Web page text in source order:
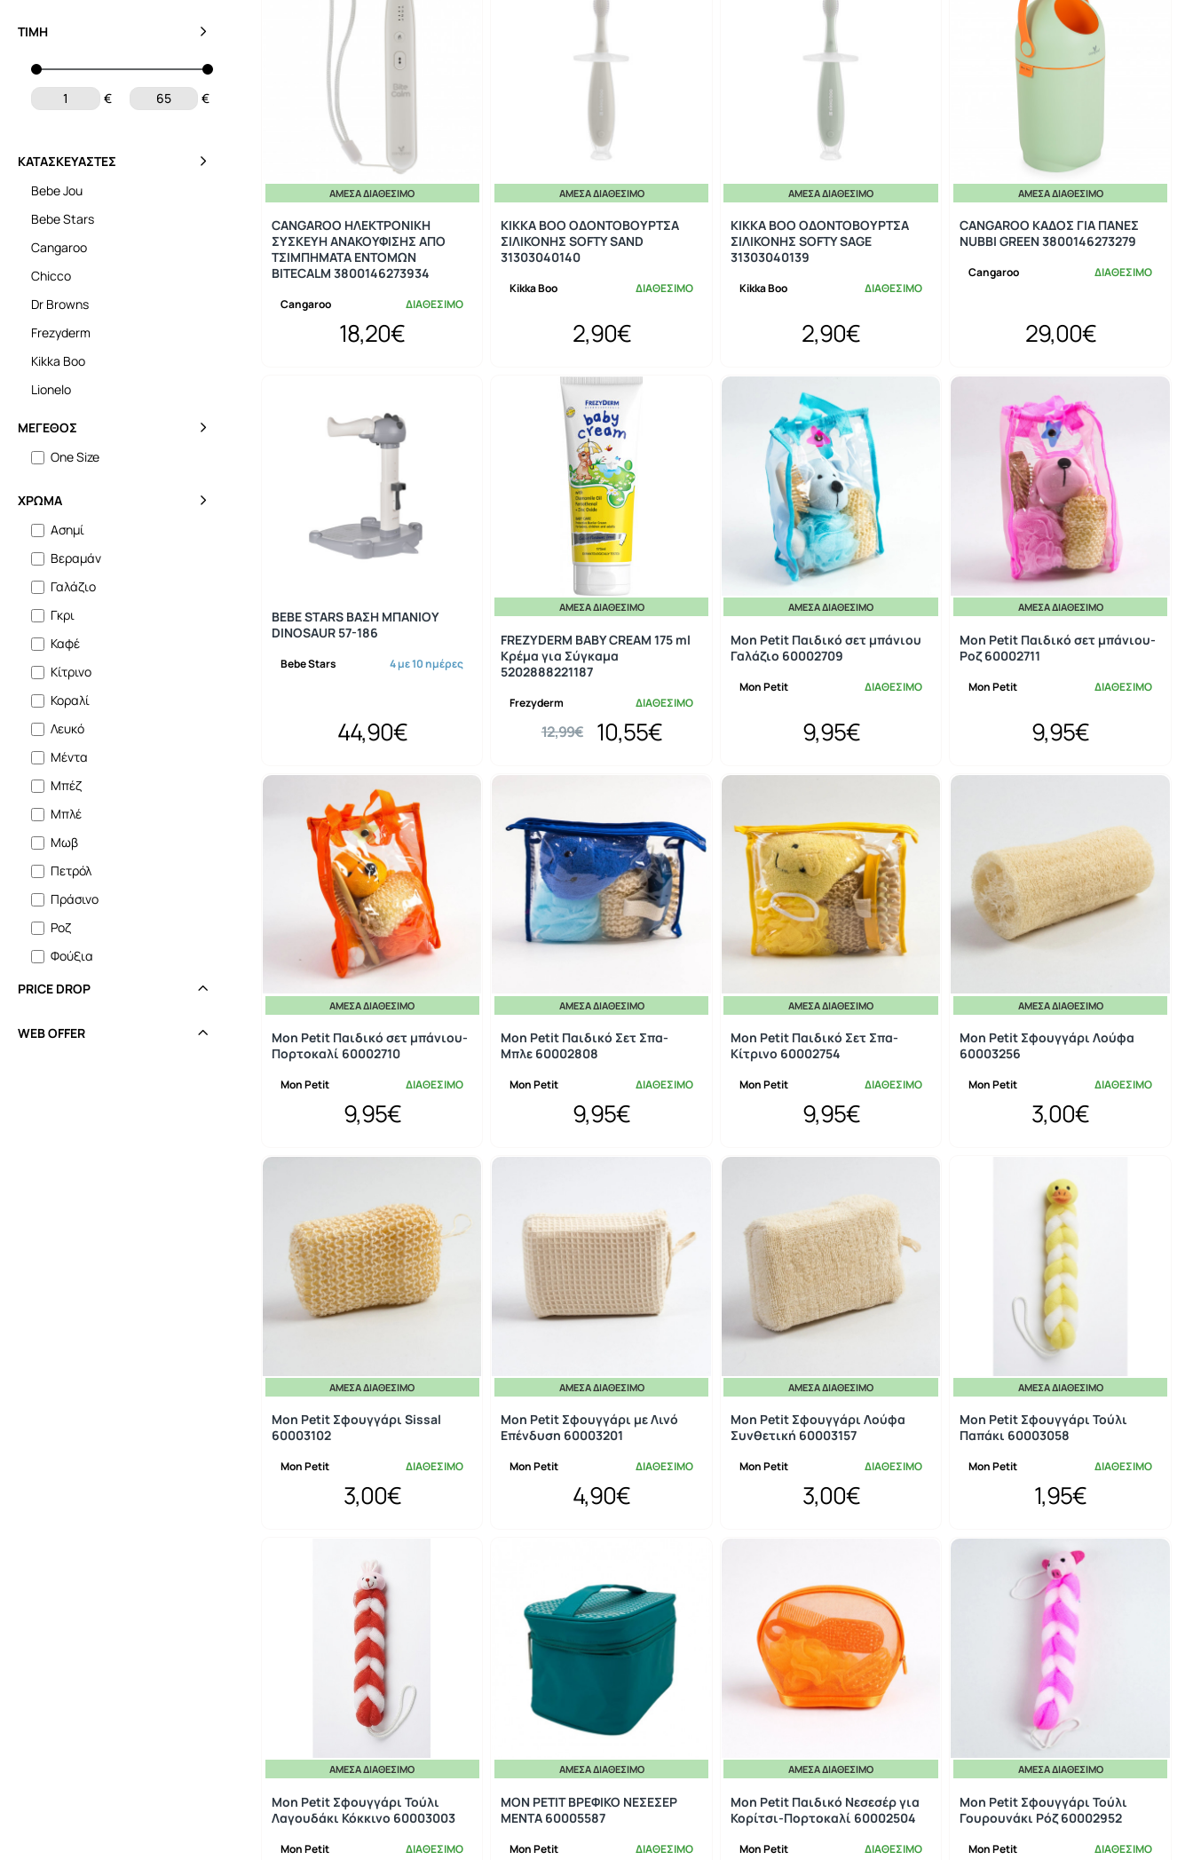
ΤΙΜΉ
€ €
ΚΑΤΑΣΚΕΥΑΣΤΈΣ
Bebe Jou
Bebe Stars
Cangaroo
Chicco
Dr Browns
Frezyderm
Kikka Boo
Lionelo
ΜΈΓΕΘΟΣ
One Size
ΧΡΏΜΑ
Ασημί
Βεραμάν
Γαλάζιο
Γκρι
Καφέ
Κίτρινο
Κοραλί
Λευκό
Μέντα
Μπέζ
Μπλέ
Μωβ
Πετρόλ
Πράσινο
Ροζ
Φούξια
Χρυσό
PRICE DROP
WEB OFFER
ΆΜΕΣΑ ΔΙΑΘΈΣΙΜΟ
Cangaroo ΔΙΑΘΕΣΙΜΟ
CANGAROO ΗΛΕΚΤΡΟΝΙΚΗ
ΣΥΣΚΕΥΗ ΑΝΑΚΟΥΦΙΣΗΣ ΑΠΟ
ΤΣΙΜΠΗΜΑΤΑ ΕΝΤΟΜΩΝ
BITECALM 3800146273934
18,20€
ΆΜΕΣΑ ΔΙΑΘΈΣΙΜΟ
Kikka Boo ΔΙΑΘΕΣΙΜΟ
KIKKA BOO ΟΔΟΝΤΟΒΟΥΡΤΣΑ
ΣΙΛΙΚΟΝΗΣ SOFTY SAND
31303040140
2,90€
ΆΜΕΣΑ ΔΙΑΘΈΣΙΜΟ
Kikka Boo ΔΙΑΘΕΣΙΜΟ
KIKKA BOO ΟΔΟΝΤΟΒΟΥΡΤΣΑ
ΣΙΛΙΚΟΝΗΣ SOFTY SAGE
31303040139
2,90€
ΆΜΕΣΑ ΔΙΑΘΈΣΙΜΟ
Cangaroo ΔΙΑΘΕΣΙΜΟ
CANGAROO ΚΑΔΟΣ ΓΙΑ ΠΑΝΕΣ
NUBBI GREEN 3800146273279
29,00€
Bebe Stars 4 με 10 ημέρες
BEBE STARS ΒΑΣΗ ΜΠΑΝΙΟΥ
DINOSAUR 57-186
44,90€
ΆΜΕΣΑ ΔΙΑΘΈΣΙΜΟ
Frezyderm ΔΙΑΘΕΣΙΜΟ
FREZYDERM BABY CREAM 175 ml
Κρέμα για Σύγκαμα
5202888221187
10,55€
12,99€
ΆΜΕΣΑ ΔΙΑΘΈΣΙΜΟ
Mon Petit ΔΙΑΘΕΣΙΜΟ
Mon Petit Παιδικό σετ μπάνιου
Γαλάζιο 60002709
9,95€
ΆΜΕΣΑ ΔΙΑΘΈΣΙΜΟ
Mon Petit ΔΙΑΘΕΣΙΜΟ
Mon Petit Παιδικό σετ μπάνιου-
Ροζ 60002711
9,95€
ΆΜΕΣΑ ΔΙΑΘΈΣΙΜΟ
Mon Petit ΔΙΑΘΕΣΙΜΟ
Mon Petit Παιδικό σετ μπάνιου-
Πορτοκαλί 60002710
9,95€
ΆΜΕΣΑ ΔΙΑΘΈΣΙΜΟ
Mon Petit ΔΙΑΘΕΣΙΜΟ
Mon Petit Παιδικό Σετ Σπα-
Μπλε 60002808
9,95€
ΆΜΕΣΑ ΔΙΑΘΈΣΙΜΟ
Mon Petit ΔΙΑΘΕΣΙΜΟ
Mon Petit Παιδικό Σετ Σπα-
Κίτρινο 60002754
9,95€
ΆΜΕΣΑ ΔΙΑΘΈΣΙΜΟ
Mon Petit ΔΙΑΘΕΣΙΜΟ
Mon Petit Σφουγγάρι Λούφα
60003256
3,00€
ΆΜΕΣΑ ΔΙΑΘΈΣΙΜΟ
Mon Petit ΔΙΑΘΕΣΙΜΟ
Mon Petit Σφουγγάρι Sissal
60003102
3,00€
ΆΜΕΣΑ ΔΙΑΘΈΣΙΜΟ
Mon Petit ΔΙΑΘΕΣΙΜΟ
Mon Petit Σφουγγάρι με Λινό
Επένδυση 60003201
4,90€
ΆΜΕΣΑ ΔΙΑΘΈΣΙΜΟ
Mon Petit ΔΙΑΘΕΣΙΜΟ
Mon Petit Σφουγγάρι Λούφα
Συνθετική 60003157
3,00€
ΆΜΕΣΑ ΔΙΑΘΈΣΙΜΟ
Mon Petit ΔΙΑΘΕΣΙΜΟ
Mon Petit Σφουγγάρι Τούλι
Παπάκι 60003058
1,95€
ΆΜΕΣΑ ΔΙΑΘΈΣΙΜΟ
Mon Petit ΔΙΑΘΕΣΙΜΟ
Mon Petit Σφουγγάρι Τούλι
Λαγουδάκι Κόκκινο 60003003
ΆΜΕΣΑ ΔΙΑΘΈΣΙΜΟ
Mon Petit ΔΙΑΘΕΣΙΜΟ
MON PETIT ΒΡΕΦΙΚΟ ΝΕΣΕΣΕΡ
ΜΕΝΤΑ 60005587
ΆΜΕΣΑ ΔΙΑΘΈΣΙΜΟ
Mon Petit ΔΙΑΘΕΣΙΜΟ
Mon Petit Παιδικό Νεσεσέρ για
Κορίτσι-Πορτοκαλί 60002504
ΆΜΕΣΑ ΔΙΑΘΈΣΙΜΟ
Mon Petit ΔΙΑΘΕΣΙΜΟ
Mon Petit Σφουγγάρι Τούλι
Γουρουνάκι Ρόζ 60002952